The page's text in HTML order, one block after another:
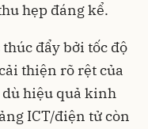
hẹp đáng kể.
đẩy bởi tốc độ
thiện rõ rệt của
dù hiệu quả kinh
ICT/điện tử còn